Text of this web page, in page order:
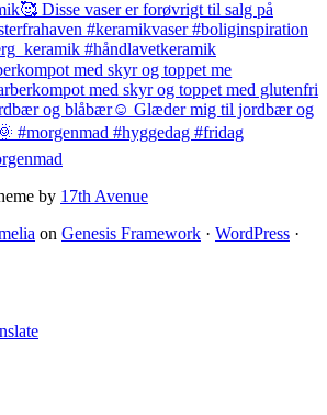
med skyr og toppet me
by 17th Avenue
on Genesis Framework · WordPress ·